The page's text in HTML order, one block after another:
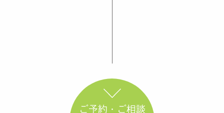
ご予約・ご相談